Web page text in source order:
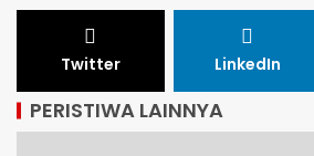
Twitter LinkedIn
PERISTIWA LAINNYA